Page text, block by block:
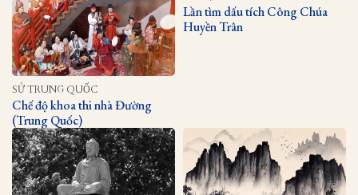
SỬ TRUNG QUỐC
Chế độ khoa thi nhà Đường
(Trung Quốc)
Lần tìm dấu tích Công Chúa
Huyền Trân